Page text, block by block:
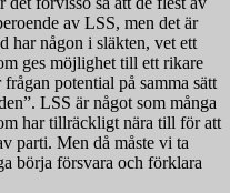
av LSS, men det är
har någon i släkten, vet ett
ges möjlighet till ett rikare
potential på samma sätt
LSS är något som många
har tillräckligt nära till för att
parti. Men då måste vi ta
börja försvara och förklara